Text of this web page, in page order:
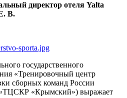
директор отеля Yalta
В.
государственного
«Тренировочный центр
сборных команд России
«Крымский») выражает